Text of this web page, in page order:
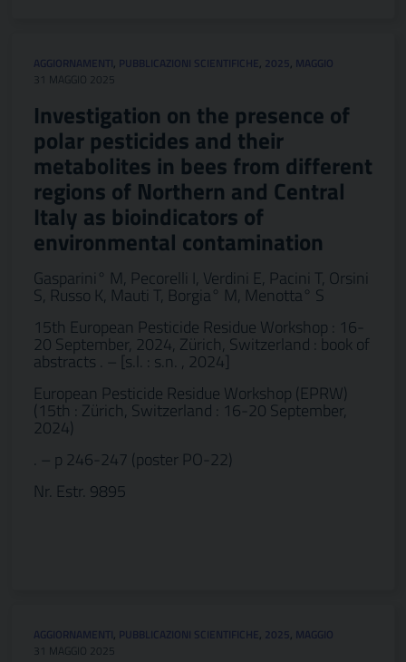
AGGIORNAMENTI, PUBBLICAZIONI SCIENTIFICHE, 2025, MAGGIO
31 MAGGIO 2025
Investigation on the presence of
polar pesticides and their
metabolites in bees from different
regions of Northern and Central
Italy as bioindicators of
environmental contamination
Gasparini° M, Pecorelli I, Verdini E, Pacini T, Orsini
S, Russo K, Mauti T, Borgia° M, Menotta° S
15th European Pesticide Residue Workshop : 16-
20 September, 2024, Zürich, Switzerland : book of
abstracts . – [s.l. : s.n. , 2024]
European Pesticide Residue Workshop (EPRW)
(15th : Zürich, Switzerland : 16-20 September,
2024)
. – p 246-247 (poster PO-22)
Nr. Estr. 9895
AGGIORNAMENTI, PUBBLICAZIONI SCIENTIFICHE, 2025, MAGGIO
31 MAGGIO 2025